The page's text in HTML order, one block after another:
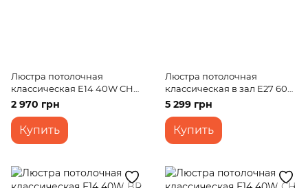
Люстра потолочная
классическая E14 40W CH
(LK-239C/5)
2 970 грн
Купить
Люстра потолочная
классическая в зал E27 60W
BZ (LK-539C/4)
5 299 грн
Купить